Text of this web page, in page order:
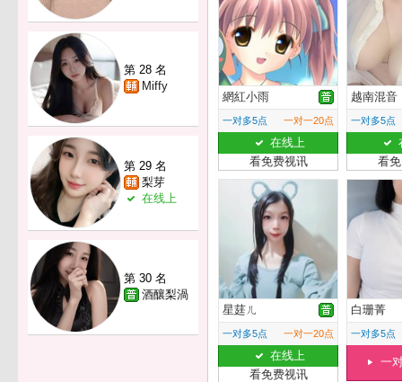
第 28 名
Miffy
第 29 名
梨芽
在线上
第 30 名
酒釀梨渦
網紅小雨
一对多5点 一对一20点
在线上
看免费视讯
越南混音
一对多5点
看
星莛ㄦ
一对多5点 一对一20点
在线上
看免费视讯
白珊菁
一对多5点
一